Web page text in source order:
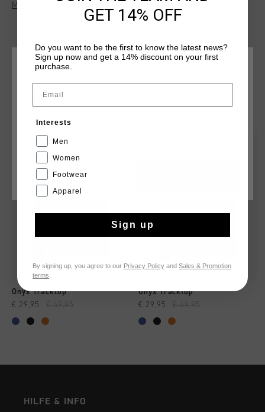
temperaturregulierend ist sowie sehr schnell trocknet. Das
Futter besteht aus weichem Polyfleece. Der Reißverschluss
aufgesticktes C-Lion-Logo auf der Brust und kontrastierende
Einsätze um die Schultern herum.
Mehr Informationen
DAS KÖNNTE IHNEN AUCH GEFALLEN
Onyx Tracktop
€ 29,95 € 69,95
Onyx Tracktop
€ 29,95 € 69,95
HILFE & INFO
WÄHLEN SIE IHREN STANDORT UND IHRE SPRACHE
CANCEL
GET 14% OFF
Do you want to be the first to know the latest news?
Sign up now and get a 14% discount on your first
purchase.
Email
Interests
Men
Women
Footwear
Apparel
Sign up
By signing up, you agree to our Privacy Policy and Sales & Promotion
terms